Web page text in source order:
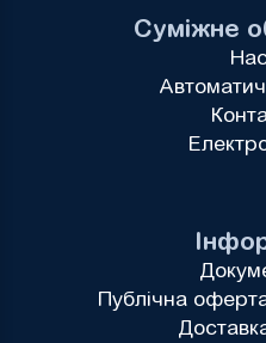
Публічна
Суміжне